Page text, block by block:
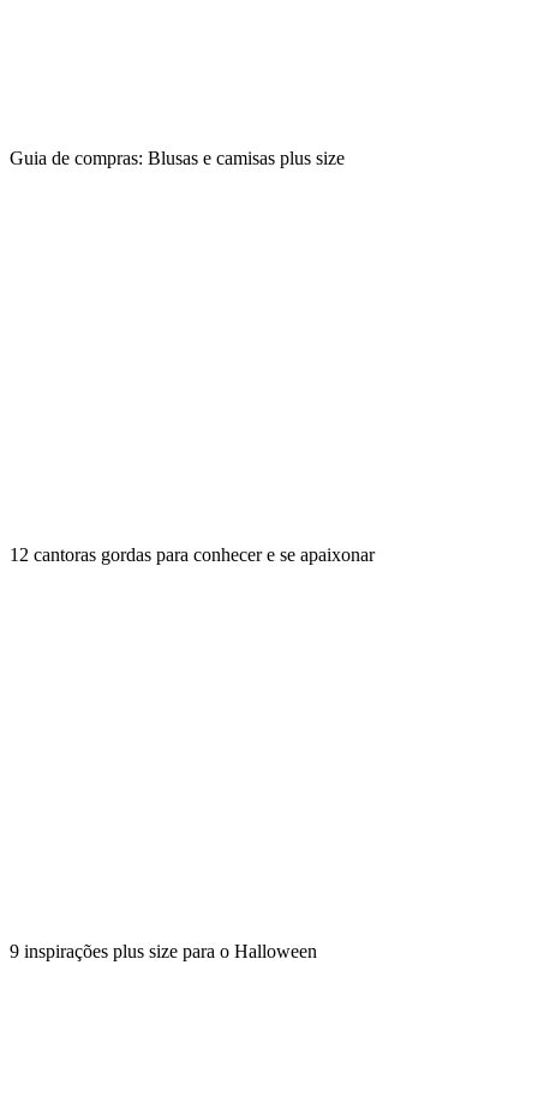
Guia de compras: Blusas e camisas plus size
12 cantoras gordas para conhecer e se apaixonar
9 inspirações plus size para o Halloween